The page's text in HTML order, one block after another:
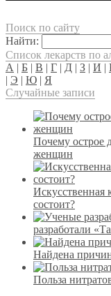
Поиск по сайту
Найти:
Список лекарств по
А | Б | В | Г | Д | З | И |
| Э | Ю | Я
Случайные записи
Почему острое
женщин
Искусственная
состоит?
разработали
Найдена
Польза